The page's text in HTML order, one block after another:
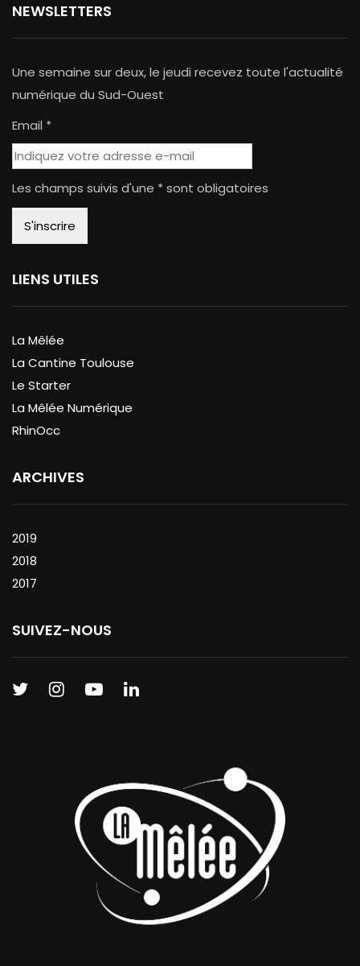
NEWSLETTERS
Une semaine sur deux, le jeudi recevez toute l'actualité
numérique du Sud-Ouest
Email *
Les champs suivis d'une * sont obligatoires
LIENS UTILES
La Mêlée
La Cantine Toulouse
Le Starter
La Mêlée Numérique
RhinOcc
ARCHIVES
2019
2018
2017
SUIVEZ-NOUS